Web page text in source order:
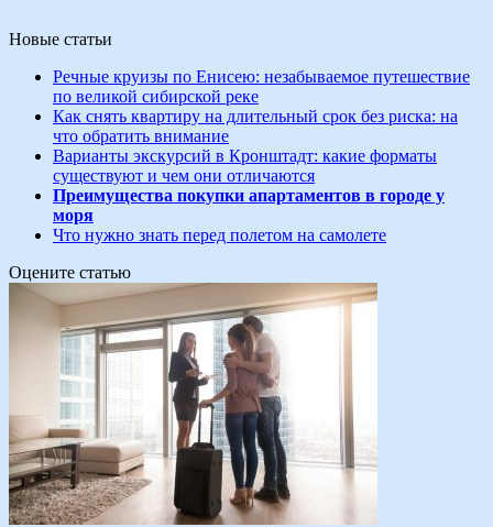
Новые статьи
Речные круизы по Енисею: незабываемое путешествие
по великой сибирской реке
Как снять квартиру на длительный срок без риска: на
что обратить внимание
Варианты экскурсий в Кронштадт: какие форматы
существуют и чем они отличаются
Преимущества покупки апартаментов в городе у
моря
Что нужно знать перед полетом на самолете
Оцените статью